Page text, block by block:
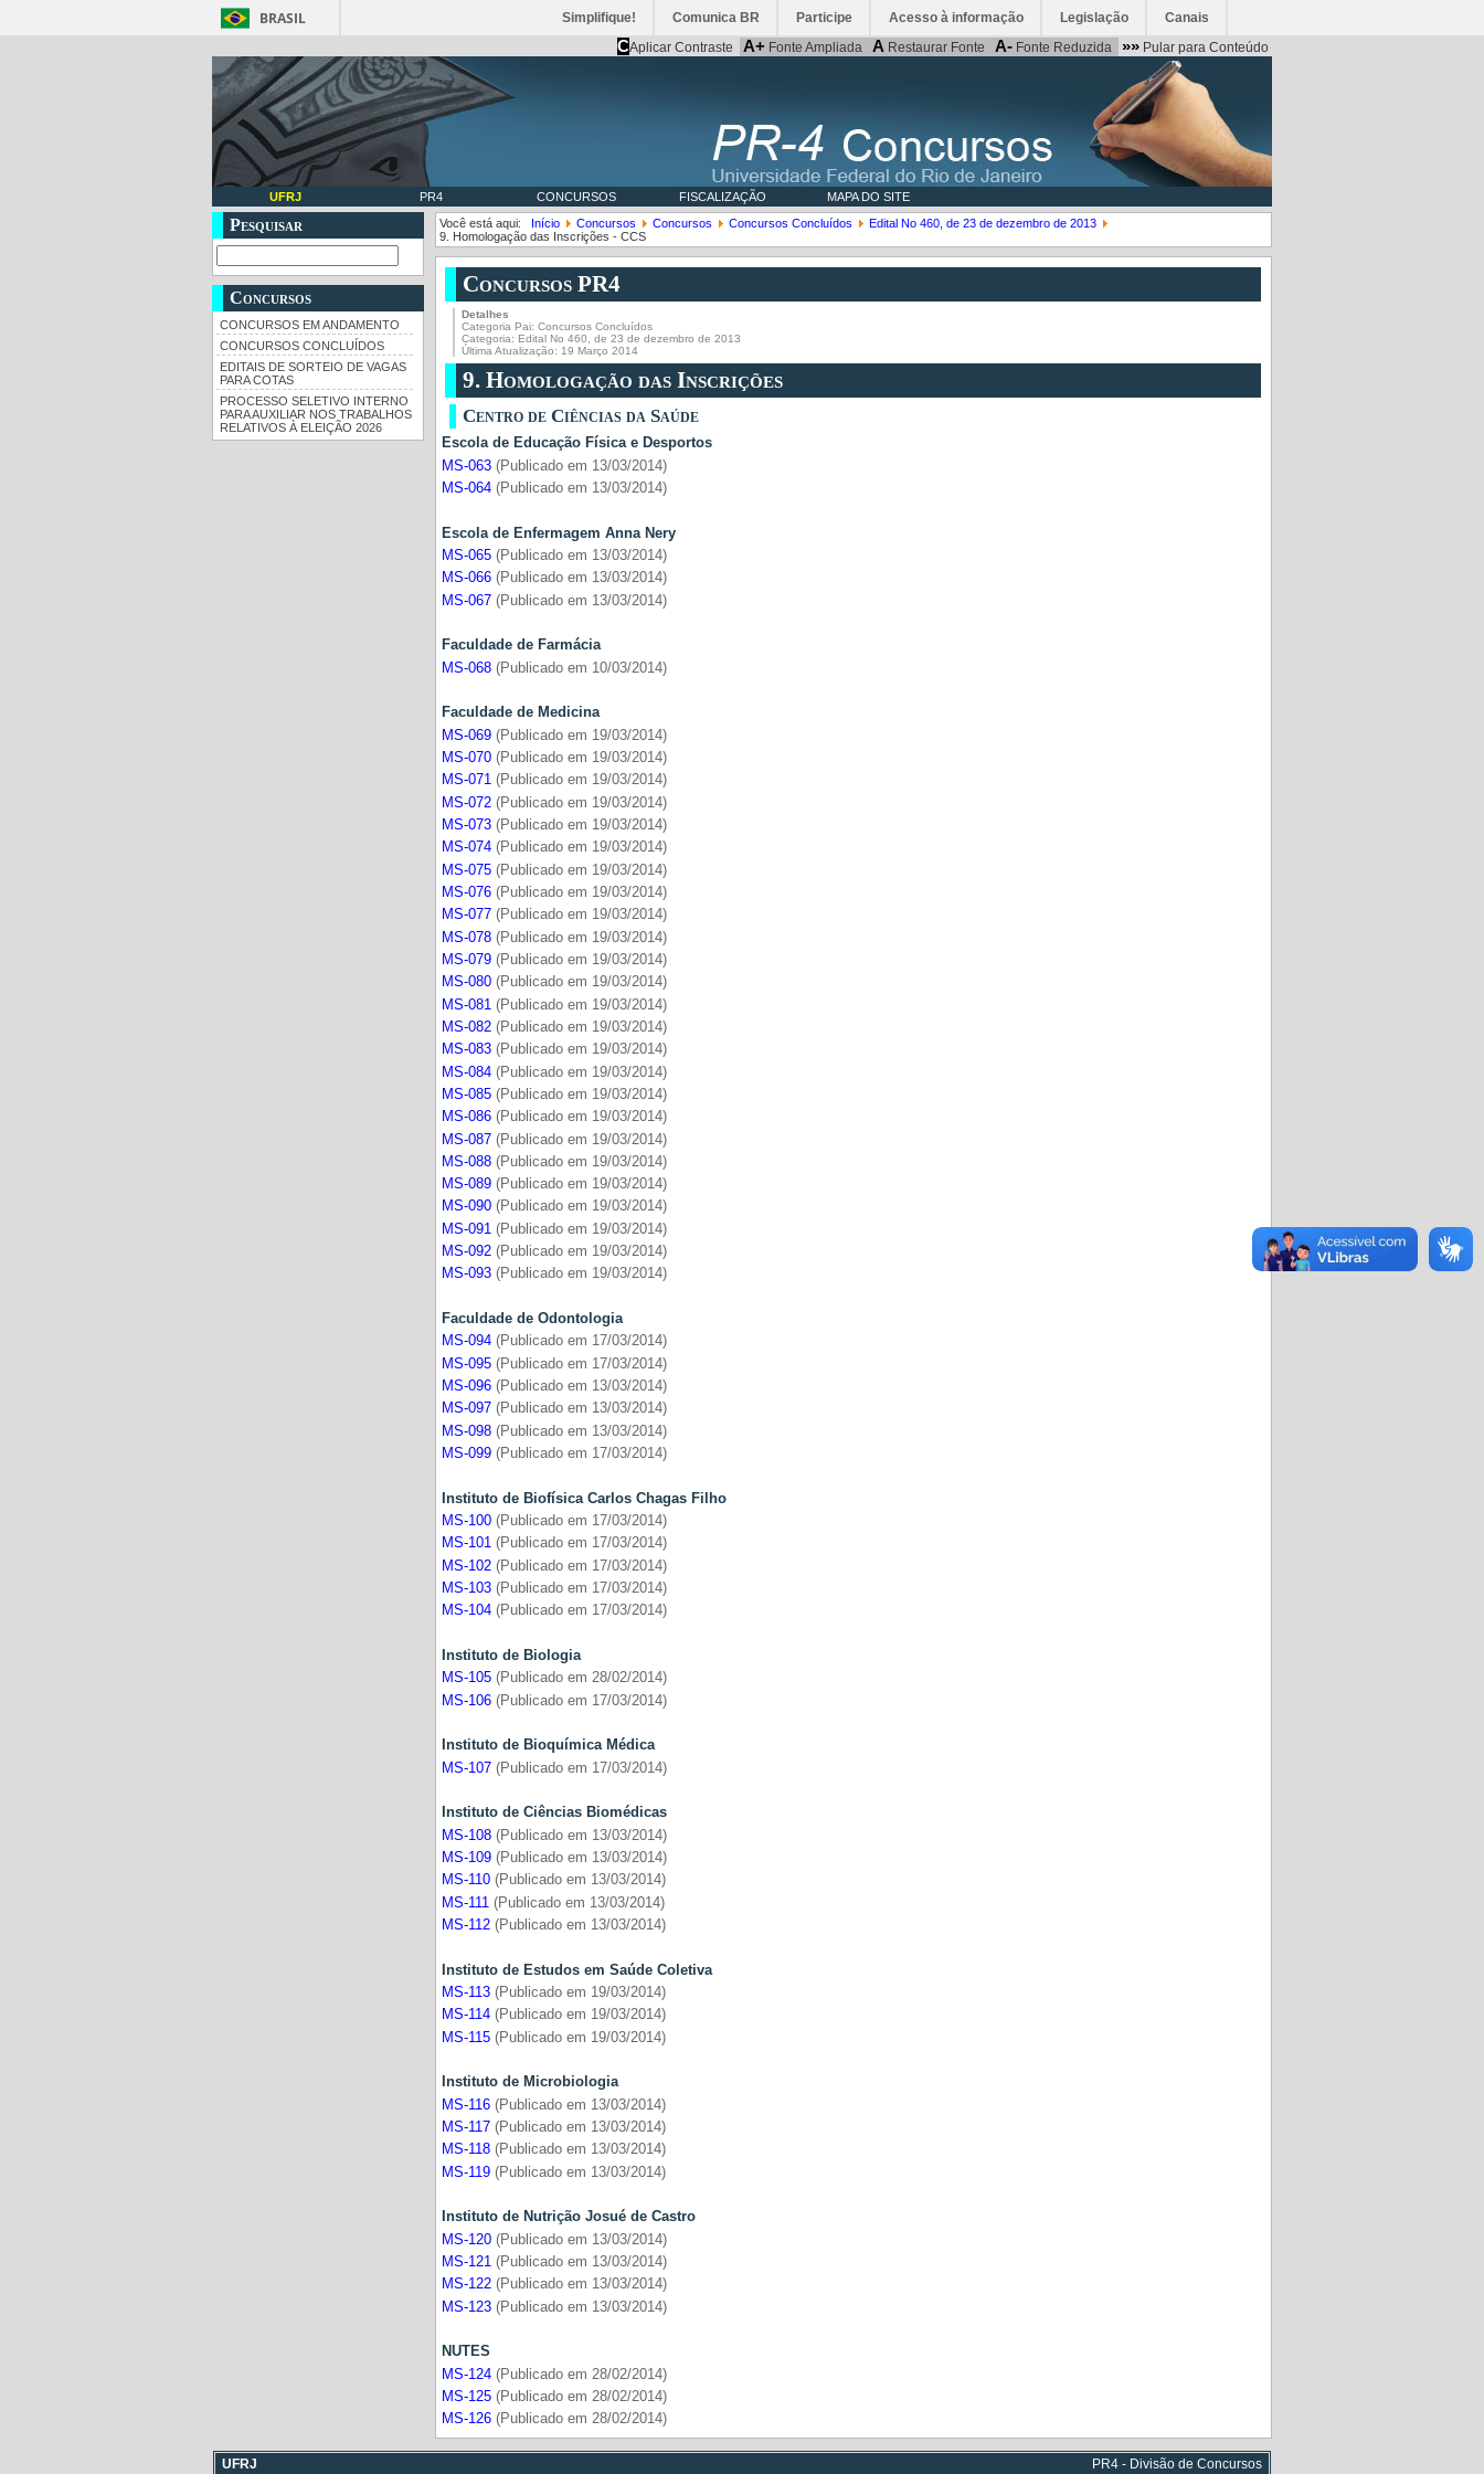
BRASIL Simplifique! Comunica BR Participe Acesso à informação Legislação Canais
CAplicar Contraste A+ Fonte Ampliada A Restaurar Fonte A- Fonte Reduzida »» Pular para Conteúdo
UFRJ PR4 CONCURSOS FISCALIZAÇÃO MAPA DO SITE
Pesquisar
Concursos
CONCURSOS EM ANDAMENTO
CONCURSOS CONCLUÍDOS
EDITAIS DE SORTEIO DE VAGAS
PARA COTAS
PROCESSO SELETIVO INTERNO
PARA AUXILIAR NOS TRABALHOS
RELATIVOS À ELEIÇÃO 2026
Você está aqui: Início Concursos Concursos Concursos Concluídos
Edital No 460, de 23 de dezembro de 2013
9. Homologação das Inscrições - CCS
Concursos PR4
Detalhes
Categoria Pai:Concursos Concluídos
Categoria: Edital No 460, de 23 de dezembro de 2013
Última Atualização: 19 Março 2014
9. Homologação das Inscrições
Centro de Ciências da Saúde
Escola de Educação Física e Desportos
MS-063 (Publicado em 13/03/2014)
MS-064 (Publicado em 13/03/2014)
Escola de Enfermagem Anna Nery
MS-065 (Publicado em 13/03/2014)
MS-066 (Publicado em 13/03/2014)
MS-067 (Publicado em 13/03/2014)
Faculdade de Farmácia
MS-068 (Publicado em 10/03/2014)
Faculdade de Medicina
MS-069 (Publicado em 19/03/2014)
MS-070 (Publicado em 19/03/2014)
MS-071 (Publicado em 19/03/2014)
MS-072 (Publicado em 19/03/2014)
MS-073 (Publicado em 19/03/2014)
MS-074 (Publicado em 19/03/2014)
MS-075 (Publicado em 19/03/2014)
MS-076 (Publicado em 19/03/2014)
MS-077 (Publicado em 19/03/2014)
MS-078 (Publicado em 19/03/2014)
MS-079 (Publicado em 19/03/2014)
MS-080 (Publicado em 19/03/2014)
MS-081 (Publicado em 19/03/2014)
MS-082 (Publicado em 19/03/2014)
MS-083 (Publicado em 19/03/2014)
MS-084 (Publicado em 19/03/2014)
MS-085 (Publicado em 19/03/2014)
MS-086 (Publicado em 19/03/2014)
MS-087 (Publicado em 19/03/2014)
MS-088 (Publicado em 19/03/2014)
MS-089 (Publicado em 19/03/2014)
MS-090 (Publicado em 19/03/2014)
MS-091 (Publicado em 19/03/2014)
MS-092 (Publicado em 19/03/2014)
MS-093 (Publicado em 19/03/2014)
Faculdade de Odontologia
MS-094 (Publicado em 17/03/2014)
MS-095 (Publicado em 17/03/2014)
MS-096 (Publicado em 13/03/2014)
MS-097 (Publicado em 13/03/2014)
MS-098 (Publicado em 13/03/2014)
MS-099 (Publicado em 17/03/2014)
Instituto de Biofísica Carlos Chagas Filho
MS-100 (Publicado em 17/03/2014)
MS-101 (Publicado em 17/03/2014)
MS-102 (Publicado em 17/03/2014)
MS-103 (Publicado em 17/03/2014)
MS-104 (Publicado em 17/03/2014)
Instituto de Biologia
MS-105 (Publicado em 28/02/2014)
MS-106 (Publicado em 17/03/2014)
Instituto de Bioquímica Médica
MS-107 (Publicado em 17/03/2014)
Instituto de Ciências Biomédicas
MS-108 (Publicado em 13/03/2014)
MS-109 (Publicado em 13/03/2014)
MS-110 (Publicado em 13/03/2014)
MS-111 (Publicado em 13/03/2014)
MS-112 (Publicado em 13/03/2014)
Instituto de Estudos em Saúde Coletiva
MS-113 (Publicado em 19/03/2014)
MS-114 (Publicado em 19/03/2014)
MS-115 (Publicado em 19/03/2014)
Instituto de Microbiologia
MS-116 (Publicado em 13/03/2014)
MS-117 (Publicado em 13/03/2014)
MS-118 (Publicado em 13/03/2014)
MS-119 (Publicado em 13/03/2014)
Instituto de Nutrição Josué de Castro
MS-120 (Publicado em 13/03/2014)
MS-121 (Publicado em 13/03/2014)
MS-122 (Publicado em 13/03/2014)
MS-123 (Publicado em 13/03/2014)
NUTES
MS-124 (Publicado em 28/02/2014)
MS-125 (Publicado em 28/02/2014)
MS-126 (Publicado em 28/02/2014)
UFRJ PR4 - Divisão de Concursos